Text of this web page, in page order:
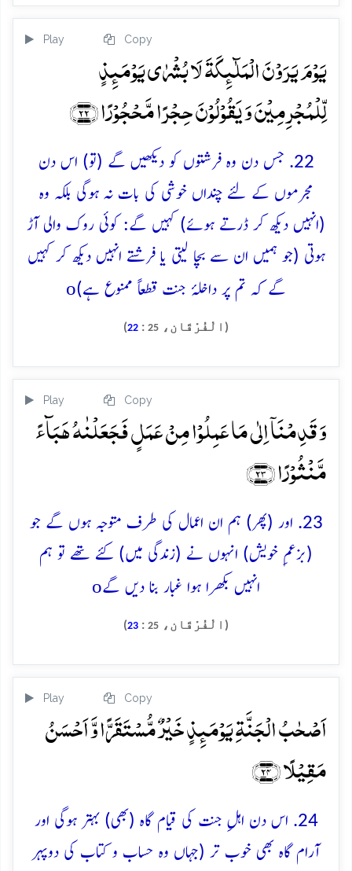
Play Copy
یَوۡمَ یَرَوۡنَ الۡمَلٰٓئِکَۃَ لَا بُشۡرٰی یَوۡمَئِذٍ
لِّلۡمُجۡرِمِیۡنَ وَ یَقُوۡلُوۡنَ حِجۡرًا مَّحۡجُوۡرًا ﴿۲۲﴾
22. جس دن وہ فرشتوں کو دیکھیں گے (تو) اس دن
مجرموں کے لئے چنداں خوشی کی بات نہ ہوگی بلکہ وہ
(انہیں دیکھ کر ڈرتے ہوئے) کہیں گے: کوئی روک والی آڑ
ہوتی (جو ہمیں ان سے بچا لیتی یا فرشتے انہیں دیکھ کر کہیں
گے کہ تم پر داخلۂ جنت قطعاً ممنوع ہے)o
(الْفُرْقَان، 25
:
22
)
Play Copy
وَ قَدِمۡنَاۤ اِلٰی مَا عَمِلُوۡا مِنۡ عَمَلٍ فَجَعَلۡنٰہُ ہَبَآءً
مَّنۡثُوۡرًا ﴿۲۳﴾
23. اور (پھر) ہم ان اعمال کی طرف متوجہ ہوں گے جو
(بزعمِ خویش) انہوں نے (زندگی میں) کئے تھے تو ہم
انہیں بکھرا ہوا غبار بنا دیں گےo
(الْفُرْقَان، 25
:
23
)
Play Copy
اَصۡحٰبُ الۡجَنَّۃِ یَوۡمَئِذٍ خَیۡرٌ مُّسۡتَقَرًّا وَّ اَحۡسَنُ
مَقِیۡلًا ﴿۲۴﴾
24. اس دن اہلِ جنت کی قیام گاہ (بھی) بہتر ہوگی اور
آرام گاہ بھی خوب تر (جہاں وہ حساب و کتاب کی دوپہر